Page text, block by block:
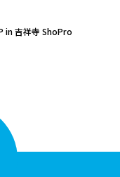
in 吉祥寺 ShoPro